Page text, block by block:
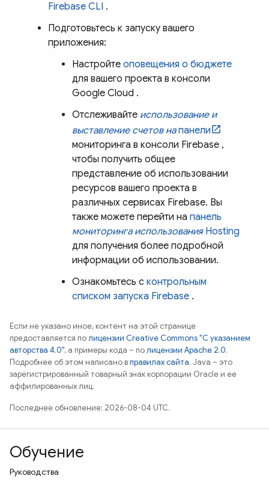
Firebase CLI .
Подготовьтесь к запуску вашего
приложения:
Настройте оповещения о бюджете
для вашего проекта в консоли
Google Cloud .
Отслеживайте использование и
выставление счетов напанели
мониторинга в консоли Firebase ,
чтобы получить общее
представление об использовании
ресурсов вашего проекта в
различных сервисах Firebase. Вы
также можете перейти на панель
мониторинга использования Hosting
для получения более подробной
информации об использовании.
Ознакомьтесь с контрольным
списком запуска Firebase .
Если не указано иное, контент на этой странице
предоставляется полицензии Creative Commons "С указанием
авторства 4.0", а примеры кода – полицензии Apache 2.0.
Подробнее об этом написано вправилах сайта. Java – это
зарегистрированный товарный знак корпорации Oracle и ее
аффилированных лиц.
Последнее обновление: 2026-08-04 UTC.
Обучение
Руководства